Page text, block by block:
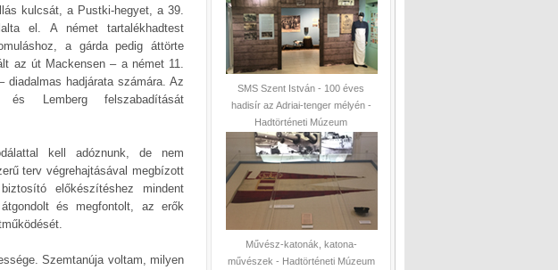
kulcsát, a Pustki-hegyet, a 39.
el. A német tartalékhadtest
a gárda pedig áttörte
az út Mackensen – a német 11.
diadalmas hadjárata számára. Az
és Lemberg felszabadítását
kell adóznunk, de nem
terv végrehajtásával megbízott
előkészítéshez mindent
és megfontolt, az erők
Szemtanúja voltam, milyen
SMS Szent István - 100 éves
hadisír az Adriai-tenger mélyén -
Hadtörténeti Múzeum
Művész-katonák, katona-
művészek - Hadtörténeti Múzeum